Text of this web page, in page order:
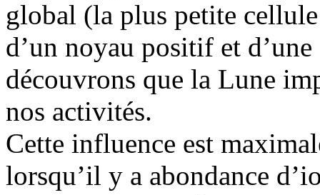
global (la plus petite
d’un noyau positif et
découvrons que la Lune
nos activités.
Cette influence est
lorsqu’il y a abondance